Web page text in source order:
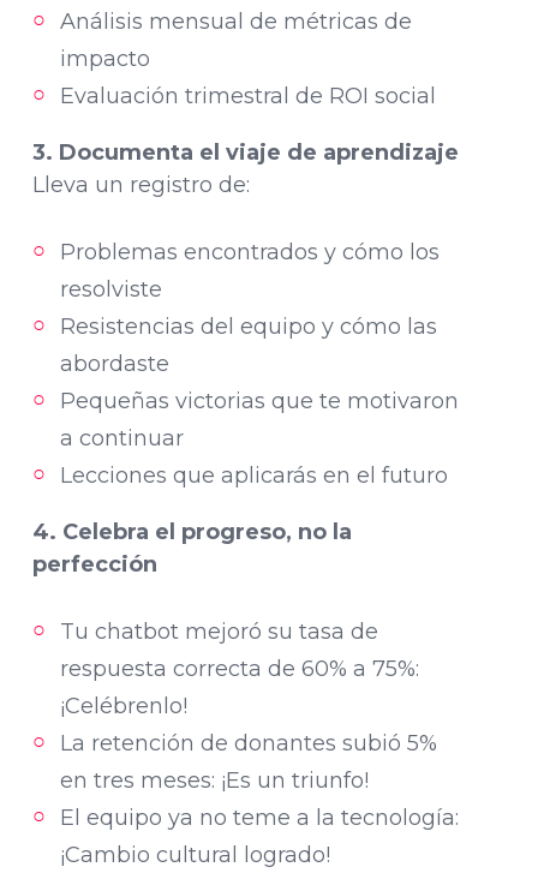
Análisis mensual de métricas de
impacto
Evaluación trimestral de ROI social
3. Documenta el viaje de aprendizaje
Lleva un registro de:
Problemas encontrados y cómo los
resolviste
Resistencias del equipo y cómo las
abordaste
Pequeñas victorias que te motivaron
a continuar
Lecciones que aplicarás en el futuro
4. Celebra el progreso, no la
perfección
Tu chatbot mejoró su tasa de
respuesta correcta de 60% a 75%:
¡Celébrenlo!
La retención de donantes subió 5%
en tres meses: ¡Es un triunfo!
El equipo ya no teme a la tecnología:
¡Cambio cultural logrado!